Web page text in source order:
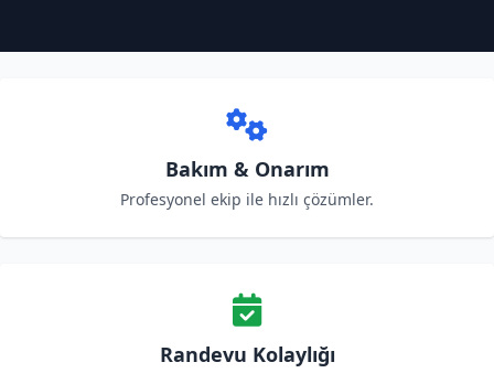
Bakım & Onarım
Profesyonel ekip ile hızlı çözümler.
Randevu Kolaylığı